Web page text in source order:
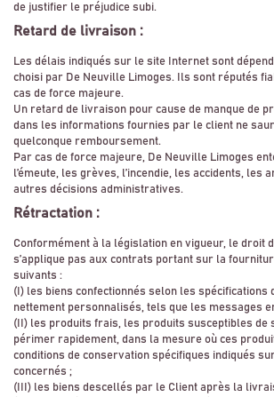
de justifier le préjudice subi.
Retard de livraison :
Les délais indiqués sur le site Internet sont
choisi par De Neuville Limoges. Ils sont réputés
cas de force majeure.
Un retard de livraison pour cause de manque de
dans les informations fournies par le client ne
quelconque remboursement.
Par cas de force majeure, De Neuville Limoges
l’émeute, les grèves, l’incendie, les accidents, les
autres décisions administratives.
Rétractation :
Conformément à la législation en vigueur, le droit
s’applique pas aux contrats portant sur la
suivants :
(I) les biens confectionnés selon les spécifications
nettement personnalisés, tels que les messages
(II) les produits frais, les produits susceptibles de
périmer rapidement, dans la mesure où ces
conditions de conservation spécifiques indiqués
concernés ;
(III) les biens descellés par le Client après la